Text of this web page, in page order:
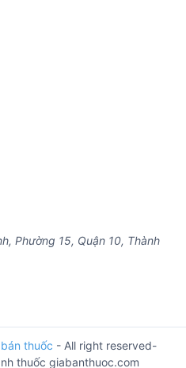
Phường 15, Quận 10, Thành
bán thuốc - All right reserved-
thuốc giabanthuoc.com